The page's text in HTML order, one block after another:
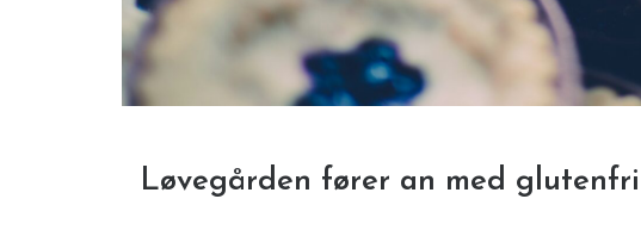
Løvegården fører an med